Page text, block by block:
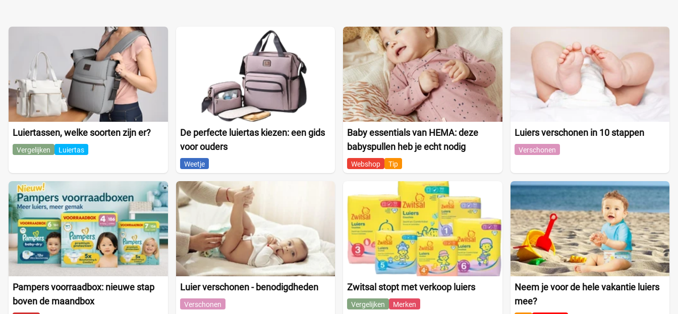
Luiertassen, welke soorten zijn er?
Vergelijken Luiertas
De perfecte luiertas kiezen: een gids
voor ouders
Weetje
Baby essentials van HEMA: deze
babyspullen heb je echt nodig
Webshop Tip
Luiers verschonen in 10 stappen
Verschonen
Pampers voorraadbox: nieuwe stap
boven de maandbox
Luier verschonen - benodigdheden
Verschonen
Zwitsal stopt met verkoop luiers
Vergelijken Merken
Neem je voor de hele vakantie luiers
mee?